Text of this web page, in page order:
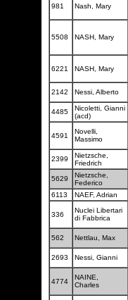
981 Nash, Mary
5508 NASH, Mary
6221 NASH, Mary
2142 Nessi, Alberto
4485
Nicoletti, Gianni
(acd)
4591
Novelli,
Massimo
2399
Nietzsche,
Friedrich
5629
Nietzsche,
Federico
6113 NAEF, Adrian
336
Nuclei Libertari
di Fabbrica
562 Nettlau, Max
2693 Nessi, Gianni
4774
NAINE,
Charles